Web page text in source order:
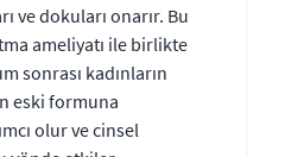
ve dokuları onarır. Bu
ameliyatı ile birlikte
sonrası kadınların
eski formuna
olur ve cinsel